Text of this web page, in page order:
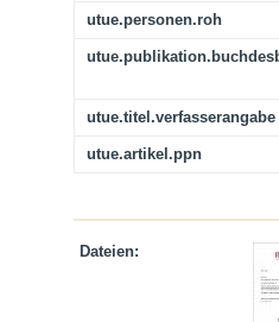
utue.personen.roh
utue.titel.verfasserangabe
utue.artikel.ppn
Dateien: